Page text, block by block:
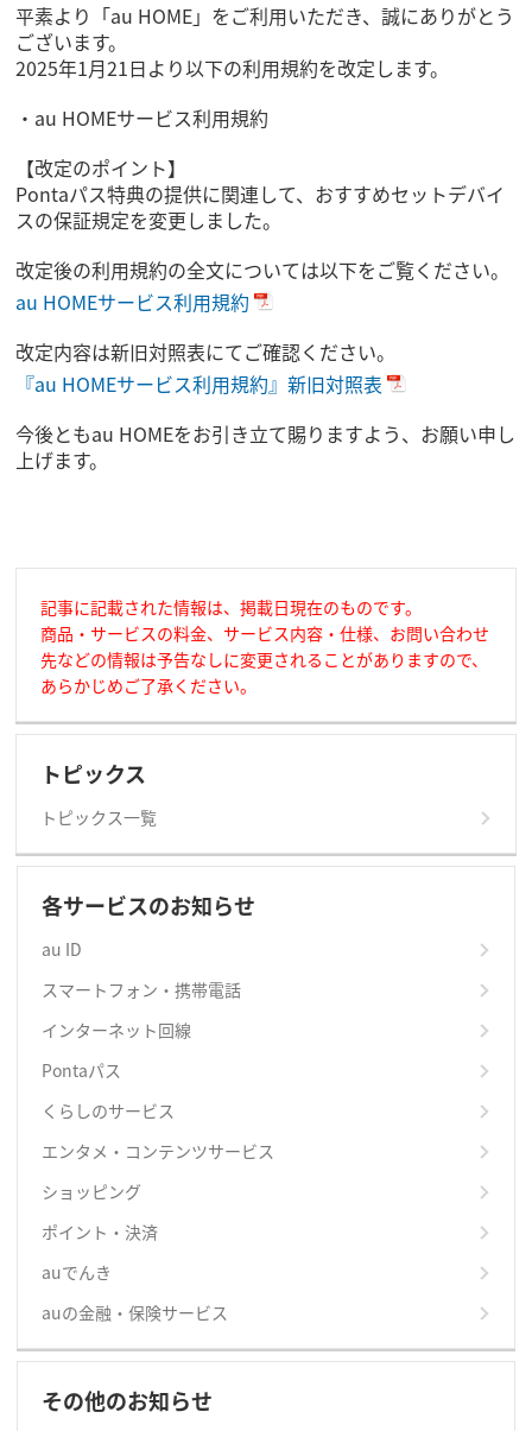
平素より「au HOME」をご利用いただき、誠にありがとう
ございます。
2025年1月21日より以下の利用規約を改定します。
au HOMEサービス利用規約
【改定のポイント】
Pontaパス特典の提供に関連して、おすすめセットデバイ
スの保証規定を変更しました。
改定後の利用規約の全文については以下をご覧ください。
au HOMEサービス利用規約
改定内容は新旧対照表にてご確認ください。
『au HOMEサービス利用規約』新旧対照表
今後ともau HOMEをお引き立て賜りますよう、お願い申し
上げます。
記事に記載された情報は、掲載日現在のものです。
商品・サービスの料金、サービス内容・仕様、お問い合わせ
先などの情報は予告なしに変更されることがありますので、
あらかじめご了承ください。
トピックス
トピックス一覧
各サービスのお知らせ
au ID
スマートフォン・携帯電話
インターネット回線
Pontaパス
くらしのサービス
エンタメ・コンテンツサービス
ショッピング
ポイント・決済
auでんき
auの金融・保険サービス
その他のお知らせ